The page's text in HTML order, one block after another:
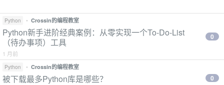
Python • Crossin的编程教室
Python新手进阶经典案例：从零实现一个To-Do-List
（待办事项）工具
1 月前
0
Python • Crossin的编程教室
被下载最多Python库是哪些？ 0